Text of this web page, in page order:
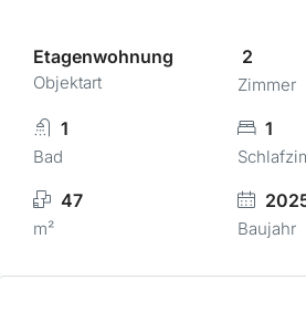
Etagenwohnung
Objektart
2
Zimmer
1
Bad
1
47
m² Baujahr